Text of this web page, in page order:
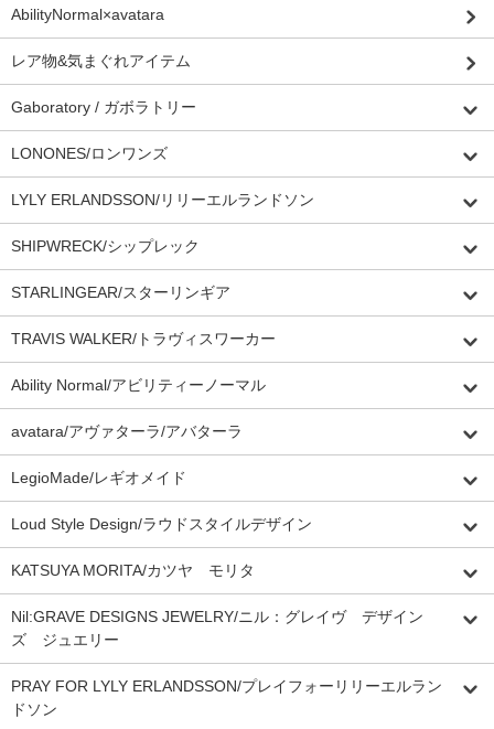
AbilityNormal×avatara
レア物&気まぐれアイテム
Gaboratory / ガボラトリー
LONONES/ロンワンズ
LYLY ERLANDSSON/リリーエルランドソン
SHIPWRECK/シップレック
STARLINGEAR/スターリンギア
TRAVIS WALKER/トラヴィスワーカー
Ability Normal/アビリティーノーマル
avatara/アヴァターラ/アバターラ
LegioMade/レギオメイド
Loud Style Design/ラウドスタイルデザイン
KATSUYA MORITA/カツヤ モリタ
Nil:GRAVE DESIGNS JEWELRY/ニル：グレイヴ デザイン
ズ ジュエリー
PRAY FOR LYLY ERLANDSSON/プレイフォーリリーエルラン
ドソン